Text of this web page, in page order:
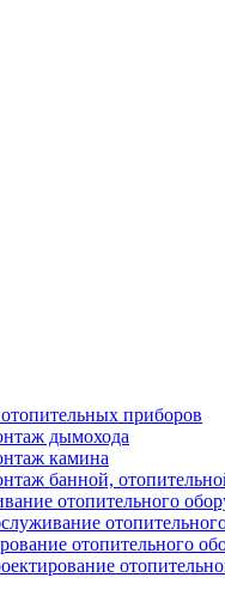
приборов
дымохода
камина
банной,
отопительного
отопительного